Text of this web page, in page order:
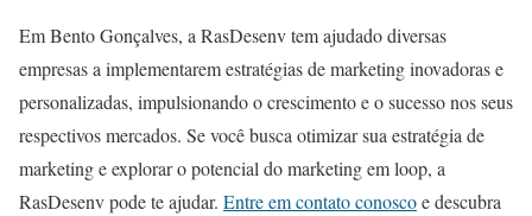
Em Bento Gonçalves, a RasDesenv tem ajudado diversas
empresas a implementarem estratégias de marketing inovadoras e
personalizadas, impulsionando o crescimento e o sucesso nos seus
respectivos mercados. Se você busca otimizar sua estratégia de
marketing e explorar o potencial do marketing em loop, a
RasDesenv pode te ajudar. Entre em contato conoscoe descubra